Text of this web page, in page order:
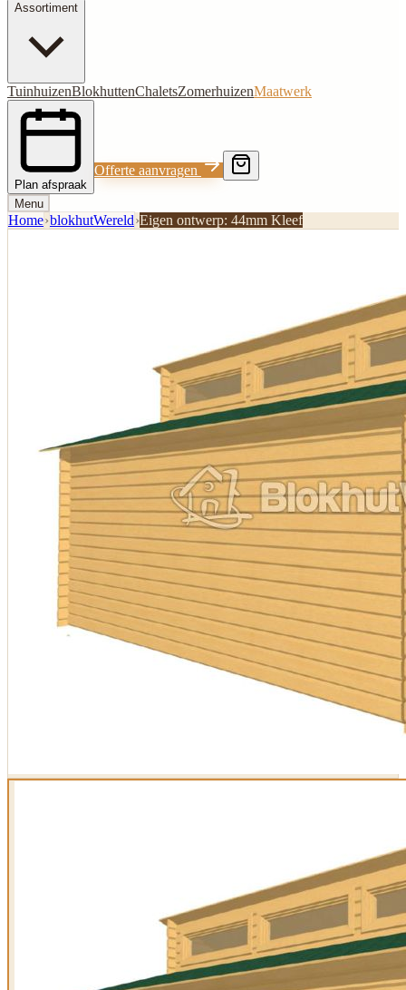
Assortiment
TuinhuizenBlokhuttenChaletsZomerhuizenMaatwerk
Plan afspraak
Offerte aanvragen
Menu
Home›blokhutWereld›Eigen ontwerp: 44mm Kleef